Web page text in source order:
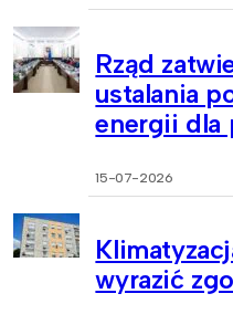
Rząd
ustalania
energii dla
15-07-2026
wyrazić